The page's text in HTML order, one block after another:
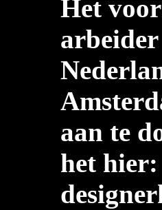
Het
aan te
het